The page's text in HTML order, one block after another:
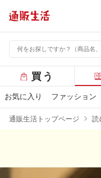
ー
バ
買う
お気に入り ファッション
通販生活トップページ 読